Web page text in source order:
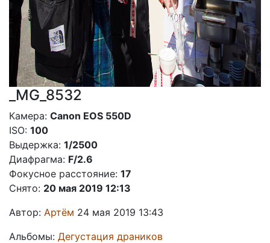
_MG_8532
Камера: Canon EOS 550D
ISO: 100
Выдержка: 1/2500
Диафрагма: F/2.6
Фокусное расстояние: 17
Снято: 20 мая 2019 12:13
Автор: Артём 24 мая 2019 13:43
Альбомы: Дегустация драников